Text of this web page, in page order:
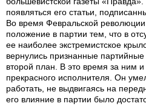
появляться его статьи,
Во время Февральской
положение в партии тем, что в
ее наиболее экстремистское
вернулись признанные
второй план. В это время за ним и
прекрасного исполнителя. Он
работать, не выдвигаясь на
его влияние в партии было